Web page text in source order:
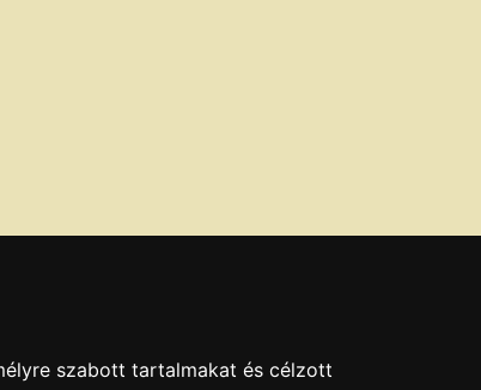
szabott tartalmakat és célzott